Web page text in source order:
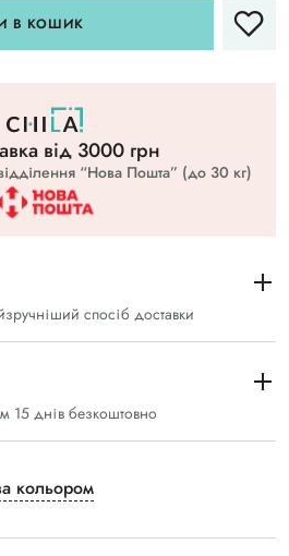
В КОШИК
вiд 3000 грн
“Нова Пошта” (до 30 кг)
спосіб доставки
15 днів безкоштовно
кольором